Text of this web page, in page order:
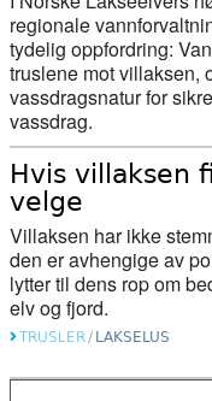
hatt rett
15. april 2026
Her sluker
million laks i
15. april 2026
Slik rammer
15. april 2026
Endringar i
regionale
tydelig oppfordring:
truslene mot villaksen,
vassdragsnatur for
vassdrag.
Hvis villaksen
velge
Villaksen har ikke
den er avhengige av
lytter til dens rop om
elv og fjord.
TRUSLER/ LAKSELUS